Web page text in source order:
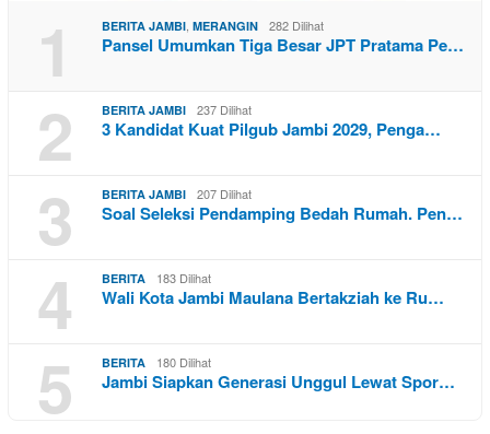
1 BERITA JAMBI MERANGIN 282 Dilihat
Pansel Umumkan Tiga Besar JPT Pratama Pe…
2 BERITA JAMBI 237 Dilihat
3 Kandidat Kuat Pilgub Jambi 2029, Penga…
3 BERITA JAMBI 207 Dilihat
Soal Seleksi Pendamping Bedah Rumah. Pen…
4 BERITA 183 Dilihat
Wali Kota Jambi Maulana Bertakziah ke Ru…
5 BERITA 180 Dilihat
Jambi Siapkan Generasi Unggul Lewat Spor…